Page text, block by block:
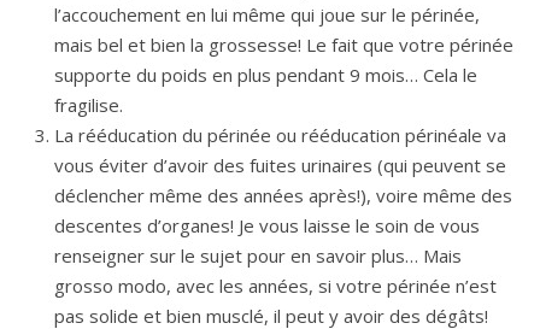
l’accouchement en lui même qui joue sur le périnée,
mais bel et bien la grossesse! Le fait que votre périnée
supporte du poids en plus pendant 9 mois… Cela le
fragilise.
La rééducation du périnée ou rééducation périnéale va
vous éviter d’avoir des fuites urinaires (qui peuvent se
déclencher même des années après!), voire même des
descentes d’organes! Je vous laisse le soin de vous
renseigner sur le sujet pour en savoir plus… Mais
grosso modo, avec les années, si votre périnée n’est
pas solide et bien musclé, il peut y avoir des dégâts!